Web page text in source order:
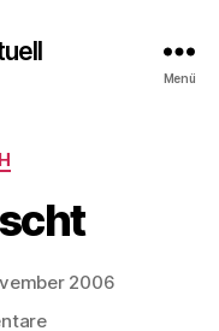
Menü
2006
zu